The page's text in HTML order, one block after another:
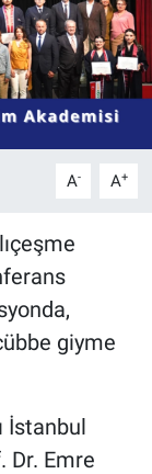
A- A+
giyme
İstanbul
Dr. Emre